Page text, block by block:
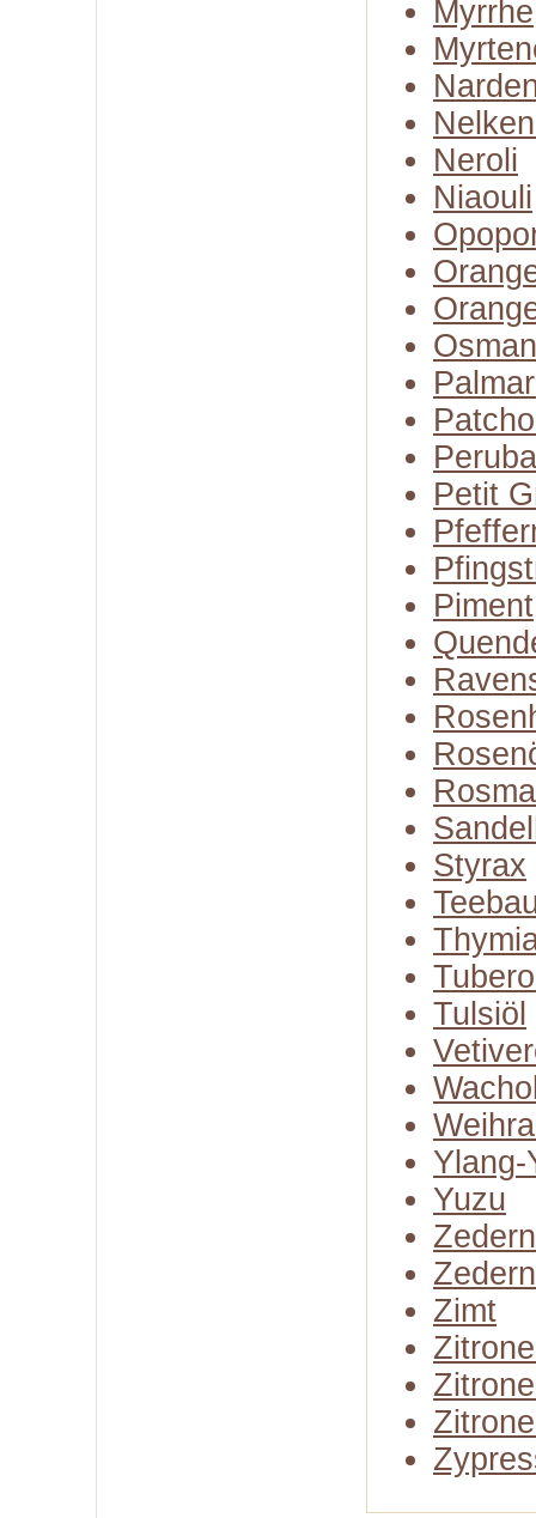
Myrrhe
Neroli
Niaouli
Petit
Piment
Styrax
Tulsiöl
Ylang-
Yuzu
Zimt